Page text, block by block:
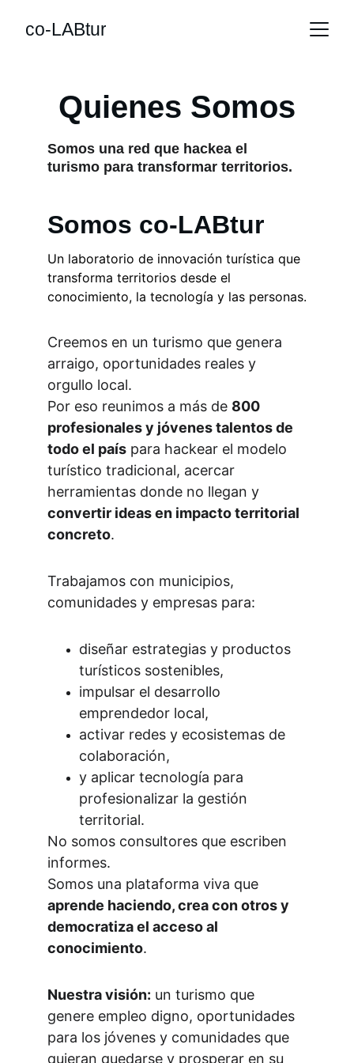
co-LABtur
Quienes Somos
Somos una red que hackea el
turismo para transformar territorios.
Somos co-LABtur
Un laboratorio de innovación turística que
transforma territorios desde el
conocimiento, la tecnología y las personas.
Creemos en un turismo que genera
arraigo, oportunidades reales y
orgullo local.
Por eso reunimos a más de 800
profesionales y jóvenes talentos de
todo el país para hackear el modelo
turístico tradicional, acercar
herramientas donde no llegan y
convertir ideas en impacto territorial
concreto.
Trabajamos con municipios,
comunidades y empresas para:
diseñar estrategias y productos
turísticos sostenibles,
impulsar el desarrollo
emprendedor local,
activar redes y ecosistemas de
colaboración,
y aplicar tecnología para
profesionalizar la gestión
territorial.
No somos consultores que escriben
informes.
Somos una plataforma viva que
aprende haciendo, crea con otros y
democratiza el acceso al
conocimiento.
Nuestra visión: un turismo que
genere empleo digno, oportunidades
para los jóvenes y comunidades que
quieran quedarse y prosperar en su